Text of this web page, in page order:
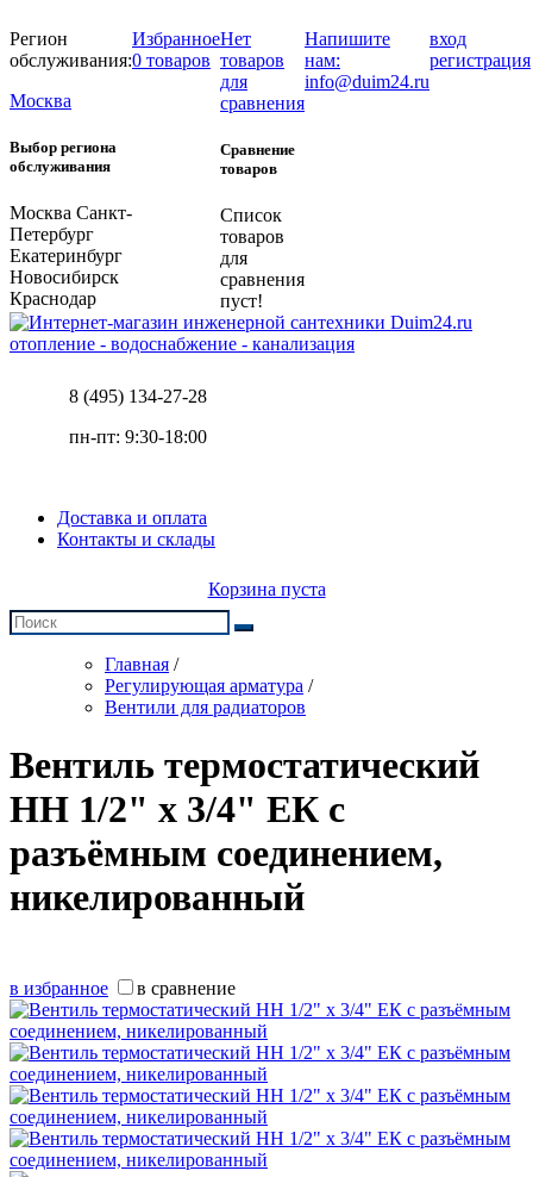
Регион
обслуживания:
Москва
Выбор региона
обслуживания
Москва Санкт-
Петербург
Екатеринбург
Новосибирск
Краснодар
Избранное
0 товаров
Нет
товаров
для
сравнения
Сравнение
товаров
Список
товаров
для
сравнения
пуст!
Напишите
нам:
info@duim24.ru
вход
регистрация
отопление - водоснабжение - канализация
8 (495) 134-27-28
пн-пт: 9:30-18:00
Доставка и оплата
Контакты и склады
Корзина пуста
Главная /
Регулирующая арматура /
Вентили для радиаторов
Вентиль термостатический
НН 1/2" х 3/4" ЕК с
разъёмным соединением,
никелированный
в избранное в сравнение